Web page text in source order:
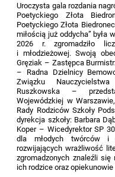
Uroczysta gala rozdania
Poetyckiego Złota
Poetyckiego Złota
miłością już oddycha” była
2026 r. zgromadziło
i młodzieżowej. Swoją
Gręziak – Zastępca
– Radna Dzielnicy
Związku
Ruszkowska –
Wojewódzkiej w
Rady Rodziców Szkoły
dyrekcja szkoły: Barbara
Koper – Wicedyrektor SP
dla młodych twórców i
rozwijających wrażliwość
zgromadzonych znaleźli
ich rodzice oraz opiekunowie